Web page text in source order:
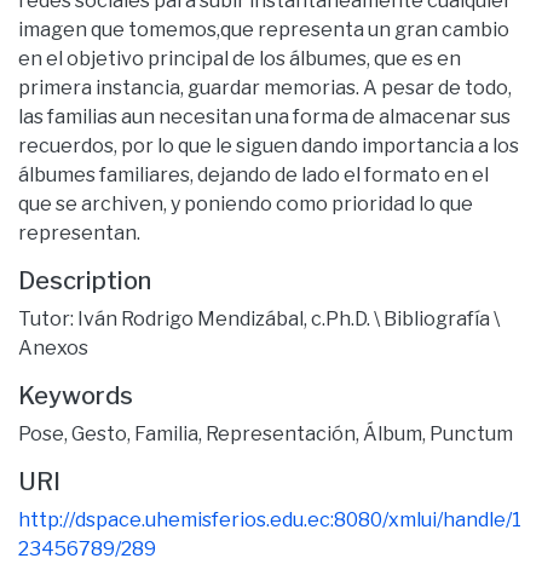
imagen que tomemos,que representa un gran cambio
en el objetivo principal de los álbumes, que es en
primera instancia, guardar memorias. A pesar de todo,
las familias aun necesitan una forma de almacenar sus
recuerdos, por lo que le siguen dando importancia a los
álbumes familiares, dejando de lado el formato en el
que se archiven, y poniendo como prioridad lo que
representan.
Description
Tutor: Iván Rodrigo Mendizábal, c.Ph.D. \ Bibliografía \
Anexos
Keywords
Pose, Gesto, Familia, Representación, Álbum, Punctum
URI
http://dspace.uhemisferios.edu.ec:8080/xmlui/handle/1
23456789/289